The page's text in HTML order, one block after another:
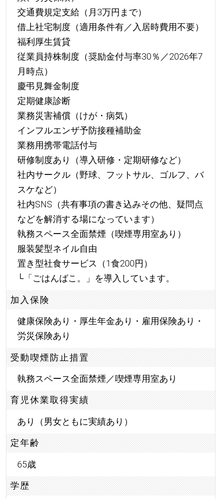
交通費規定支給（月3万円まで）
借上社宅制度（適用条件有／入居時費用不要）
福利厚生賃貸
従業員持株制度（奨励金付与率30％／2026年7
月時点）
慶弔見舞金制度
定期健康診断
業務災害補償（けが・病気）
インフルエンザ予防接種補助金
業務用携帯電話付与
研修制度あり（導入研修・定期研修など）
社内サークル（野球、フットサル、ゴルフ、バ
スケなど）
社内SNS（共有事項の書き込みその他、疑問点
などを解消する場になっています）
執務スペース全面禁煙（喫煙専用室あり）
服装髪型ネイル自由
置き型社食サービス（1食200円）
└「ごはんばこ。」を導入しています。
加入保険
健康保険あり・厚生年金あり・雇用保険あり・
労災保険あり
受動喫煙防止措置
執務スペース全面禁煙／喫煙専用室あり
育児休業取得実績
あり（男女ともに実績あり）
定年齢
65歳
学歴